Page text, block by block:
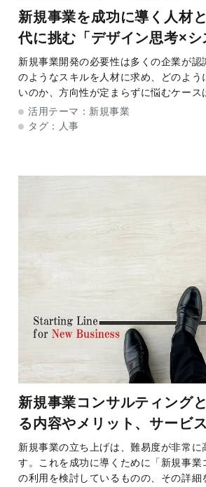
新規事業を成功に導く人材
代に挑む「デザイン思考×シ
のスキル開発法とは
新規事業開発の必要性は多くの企業が認
のようなスキルを人材に求め、どのよう
いのか、方向性が定まらずに悩むケース
ん。また、国際情勢や環境問題といった
く中で、新規事業を推進することがさら
活用テーマ： 新規事業
タグ：
人事
新規事業コンサルティング
る内容やメリット、サービ
いて解説
新規事業の立ち上げは、難易度が非常に
す。これを成功に導くために「新規事業
の利用を検討しているものの、その詳細